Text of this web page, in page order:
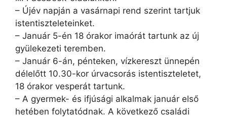
– Újév napján a vasárnapi rend szerint tartjuk
istentiszteleteinket.
– Január 5-én 18 órakor imaórát tartunk az új
gyülekezeti teremben.
– Január 6-án, pénteken, vízkereszt ünnepén
délelőtt 10.30-kor úrvacsorás istentiszteletet,
18 órakor vesperát tartunk.
– A gyermek- és ifjúsági alkalmak január első
hetében folytatódnak. A következő családi